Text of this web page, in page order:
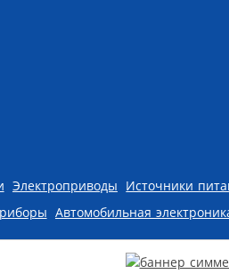
Электроприводы Источники
Автомобильная